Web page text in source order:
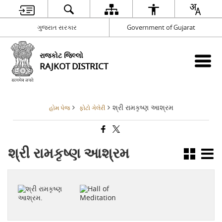
ગુજરાત સરકાર Government of Gujarat
રાજકોટ જિલ્લો
RAJKOT DISTRICT
હોમ પેજ ફોટો ગેલેરી શ્રી રામકૃષ્ણ આશ્રમ
શ્રી રામકૃષ્ણ આશ્રમ